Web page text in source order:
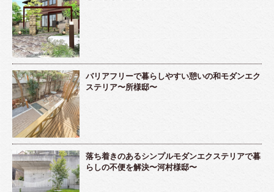
バリアフリーで暮らしやすい憩いの和モダンエク
ステリア〜所様邸〜
落ち着きのあるシンプルモダンエクステリアで暮
らしの不便を解決〜河村様邸〜